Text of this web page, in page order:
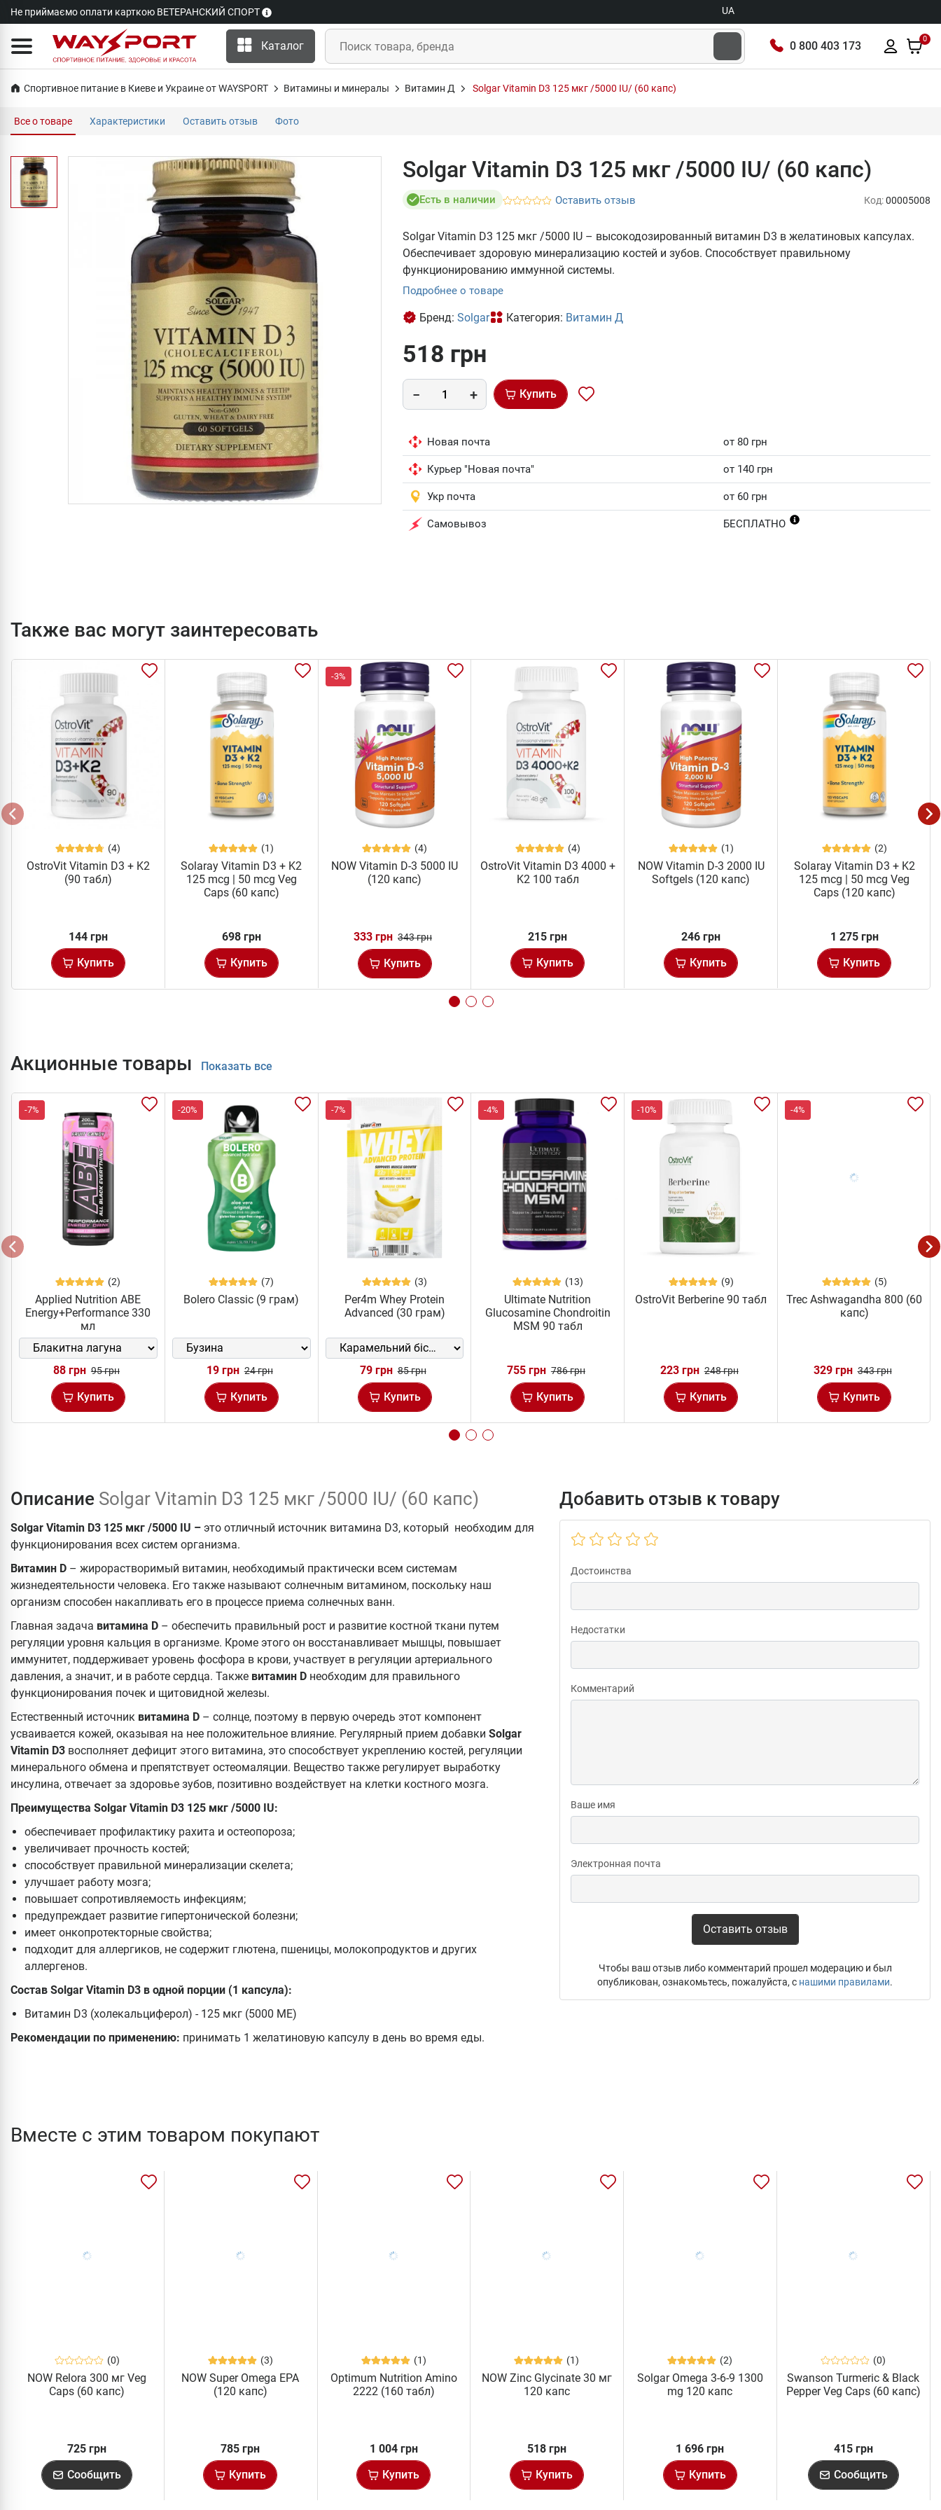
Не приймаємо оплати карткою ВЕТЕРАНСКИЙ СПОРТ UA
Каталог 0 800 403 173
0
Спортивное питание в Киеве и Украине от WAYSPORT Витамины и минералы Витамин Д Solgar Vitamin D3 125 мкг /5000 IU/ (60 капс)
Все о товаре Характеристики Оставить отзыв Фото
Solgar Vitamin D3 125 мкг /5000 IU/ (60 капс)
Есть в наличии Оставить отзыв Код:00005008
Solgar Vitamin D3 125 мкг /5000 IU – высокодозированный витамин D3 в желатиновых капсулах.
Обеспечивает здоровую минерализацию костей и зубов. Способствует правильному
функционированию иммунной системы.
Подробнее о товаре
Бренд: Solgar Категория: Витамин Д
518 грн
Купить
Новая почта от 80 грн
Курьер "Новая почта" от 140 грн
Укр почта от 60 грн
Самовывоз БЕСПЛАТНО
Также вас могут заинтересовать
(4)
OstroVit Vitamin D3 + K2
(90 табл)
144 грн
Купить
(1)
Solaray Vitamin D3 + K2
125 mcg | 50 mcg Veg
Caps (60 капс)
698 грн
Купить
-3%
(4)
NOW Vitamin D-3 5000 IU
(120 капс)
333 грн 343 грн
Купить
(4)
OstroVit Vitamin D3 4000 +
K2 100 табл
215 грн
Купить
(1)
NOW Vitamin D-3 2000 IU
Softgels (120 капс)
246 грн
Купить
(2)
Solaray Vitamin D3 + K2
125 mcg | 50 mcg Veg
Caps (120 капс)
1 275 грн
Купить
Акционные товары Показать все
-7%
(2)
Applied Nutrition ABE
Energy+Performance 330
мл
88 грн 95 грн
Купить
-20%
(7)
Bolero Classic (9 грам)
19 грн 24 грн
Купить
-7%
(3)
Per4m Whey Protein
Advanced (30 грам)
79 грн 85 грн
Купить
-4%
(13)
Ultimate Nutrition
Glucosamine Chondroitin
MSM 90 табл
755 грн 786 грн
Купить
-10%
(9)
OstroVit Berberine 90 табл
223 грн 248 грн
Купить
-4%
(5)
Trec Ashwagandha 800 (60
капс)
329 грн 343 грн
Купить
Описание Solgar Vitamin D3 125 мкг /5000 IU/ (60 капс)
Solgar Vitamin D3 125 мкг /5000 IU – это отличный источник витамина D3, который необходим для
функционирования всех систем организма.
Витамин D – жирорастворимый витамин, необходимый практически всем системам
жизнедеятельности человека. Его также называют солнечным витамином, поскольку наш
организм способен накапливать его в процессе приема солнечных ванн.
Главная задача витамина D – обеспечить правильный рост и развитие костной ткани путем
регуляции уровня кальция в организме. Кроме этого он восстанавливает мышцы, повышает
иммунитет, поддерживает уровень фосфора в крови, участвует в регуляции артериального
давления, а значит, и в работе сердца. Также витамин D необходим для правильного
функционирования почек и щитовидной железы.
Естественный источник витамина D – солнце, поэтому в первую очередь этот компонент
усваивается кожей, оказывая на нее положительное влияние. Регулярный прием добавки Solgar
Vitamin D3 восполняет дефицит этого витамина, это способствует укреплению костей, регуляции
минерального обмена и препятствует остеомаляции. Вещество также регулирует выработку
инсулина, отвечает за здоровье зубов, позитивно воздействует на клетки костного мозга.
Преимущества Solgar Vitamin D3 125 мкг /5000 IU:
обеспечивает профилактику рахита и остеопороза;
увеличивает прочность костей;
способствует правильной минерализации скелета;
улучшает работу мозга;
повышает сопротивляемость инфекциям;
предупреждает развитие гипертонической болезни;
имеет онкопротекторные свойства;
подходит для аллергиков, не содержит глютена, пшеницы, молокопродуктов и других
аллергенов.
Состав Solgar Vitamin D3 в одной порции (1 капсула):
Витамин D3 (холекальциферол) - 125 мкг (5000 МЕ)
Рекомендации по применению: принимать 1 желатиновую капсулу в день во время еды.
Добавить отзыв к товару
Достоинства
Недостатки
Комментарий
Ваше имя
Электронная почта
Оставить отзыв
Чтобы ваш отзыв либо комментарий прошел модерацию и был
опубликован, ознакомьтесь, пожалуйста, с нашими правилами.
Вместе с этим товаром покупают
(0)
NOW Relora 300 мг Veg
Caps (60 капс)
725 грн
Сообщить
(3)
NOW Super Omega EPA
(120 капс)
785 грн
Купить
(1)
Optimum Nutrition Amino
2222 (160 табл)
1 004 грн
Купить
(1)
NOW Zinc Glycinate 30 мг
120 капс
518 грн
Купить
(2)
Solgar Omega 3-6-9 1300
mg 120 капс
1 696 грн
Купить
(0)
Swanson Turmeric & Black
Pepper Veg Caps (60 капс)
415 грн
Сообщить